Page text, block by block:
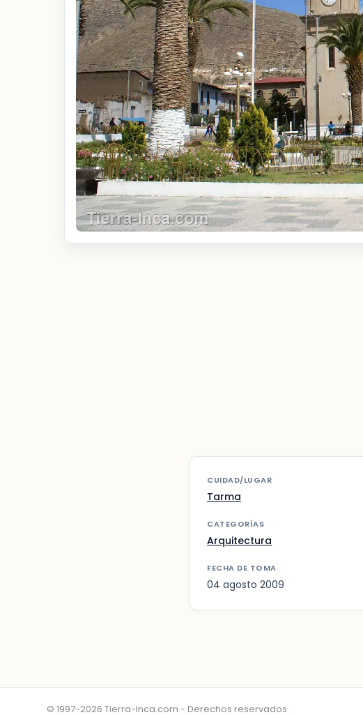
CUIDAD/LUGAR
Tarma
CATEGORÍAS
Arquitectura
FECHA DE TOMA
04 agosto 2009
© 1997-2026 Tierra-Inca.com - Derechos reservados.